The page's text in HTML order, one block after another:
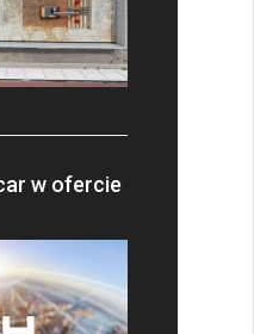
w ofercie